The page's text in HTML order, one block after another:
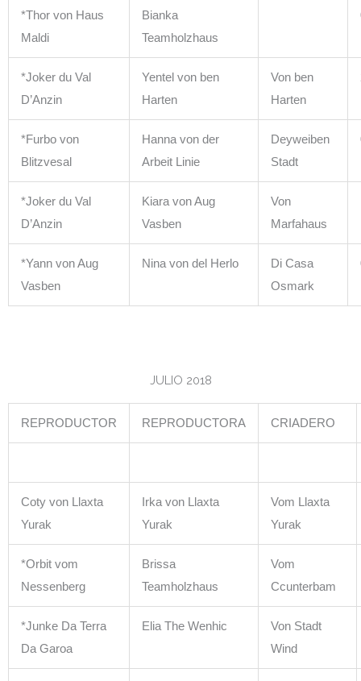
*Thor von Haus
Maldi
Bianka
Teamholzhaus
*Joker du Val
D’Anzin
Yentel von ben
Harten
Von ben
Harten
*Furbo von
Blitzvesal
Hanna von der
Arbeit Linie
Deyweiben
Stadt
*Joker du Val
D’Anzin
Kiara von Aug
Vasben
Von
Marfahaus
*Yann von Aug
Vasben
Nina von del Herlo
Di Casa
Osmark
JULIO 2018
REPRODUCTOR REPRODUCTORA CRIADERO
Coty von Llaxta
Yurak
Irka von Llaxta
Yurak
Vom Llaxta
Yurak
*Orbit vom
Nessenberg
Brissa
Teamholzhaus
Vom
Ccunterbam
*Junke Da Terra
Da Garoa
Elia The Wenhic
Von Stadt
Wind